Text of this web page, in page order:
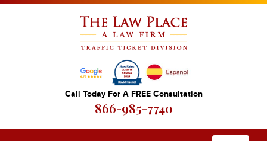
Call Today For A FREE Consultation
866-985-7740